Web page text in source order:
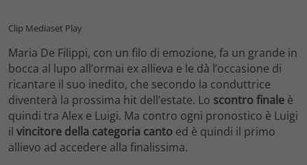
Clip Mediaset Play
Maria De Filippi, con un filo di emozione, fa un grande in
bocca al lupo all’ormai ex allieva e le dà l’occasione di
ricantare il suo inedito, che secondo la conduttrice
diventerà la prossima hit dell’estate. Lo scontro finale è
quindi tra Alex e Luigi. Ma contro ogni pronostico è Luigi
il vincitore della categoria canto ed è quindi il primo
allievo ad accedere alla finalissima.